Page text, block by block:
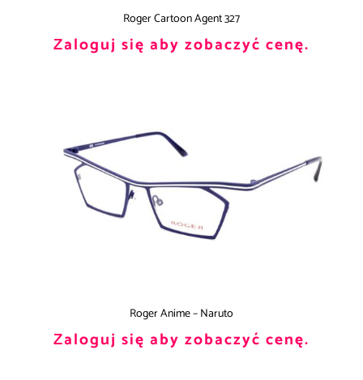
Roger Cartoon Agent 327
Zaloguj się aby zobaczyć cenę.
Roger Anime – Naruto
Zaloguj się aby zobaczyć cenę.